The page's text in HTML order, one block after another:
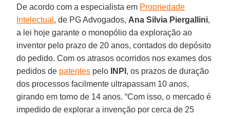
De acordo com a especialista em Propriedade
Intelectual , de PG Advogados, Ana Silvia Piergallini,
a lei hoje garante o monopólio da exploração ao
inventor pelo prazo de 20 anos, contados do depósito
do pedido. Com os atrasos ocorridos nos exames dos
pedidos de patentes pelo INPI , os prazos de duração
dos processos facilmente ultrapassam 10 anos,
girando em torno de 14 anos. “Com isso, o mercado é
impedido de explorar a invenção por cerca de 25